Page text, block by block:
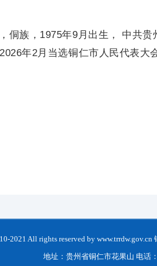
生， 中共贵州省委党
代表大会常务委
2021 All rights reserved by
地址：贵州省铜仁市花果山 电话